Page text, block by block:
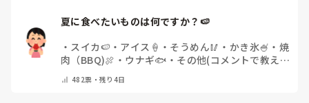
夏に食べたいものは何ですか？🍉
・ スイカ🍉 ・ アイス🍦 ・ そうめん🥢 ・ かき氷🍧 ・ 焼
肉（BBQ)🍖 ・ ウナギ🐟 ・ その他(コメントで教え
482票・残り4日